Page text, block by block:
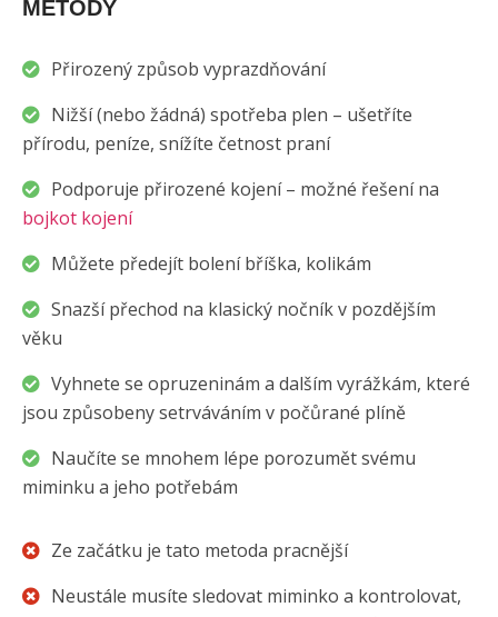
METODY
Přirozený způsob vyprazdňování
Nižší (nebo žádná) spotřeba plen – ušetříte
přírodu, peníze, snížíte četnost praní
Podporuje přirozené kojení – možné řešení na
bojkot kojení
Můžete předejít bolení bříška, kolikám
Snazší přechod na klasický nočník v pozdějším
věku
Vyhnete se opruzeninám a dalším vyrážkám, které
jsou způsobeny setrváváním v počůrané plíně
Naučíte se mnohem lépe porozumět svému
miminku a jeho potřebám
Ze začátku je tato metoda pracnější
Neustále musíte sledovat miminko a kontrolovat,